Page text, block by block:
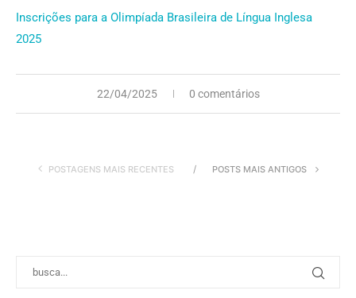
Inscrições para a Olimpíada Brasileira de Língua Inglesa
2025
22/04/2025 0 comentários
POSTAGENS MAIS RECENTES POSTS MAIS ANTIGOS